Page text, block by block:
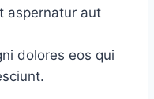
aspernatur aut
dolores eos qui